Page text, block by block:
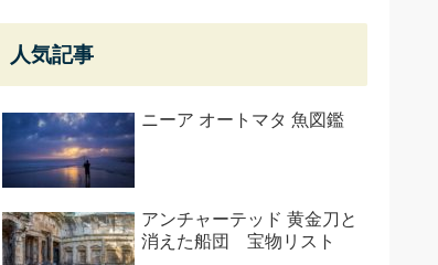
人気記事
ニーア オートマタ 魚図鑑
アンチャーテッド 黄金刀と
消えた船団 宝物リスト